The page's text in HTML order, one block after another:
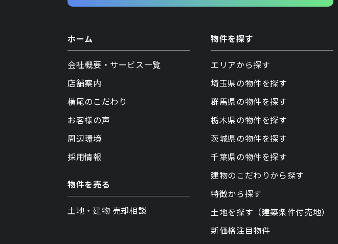
ホーム
会社概要・サービス一覧
店舗案内
横尾のこだわり
お客様の声
周辺環境
採用情報
物件を売る
土地・建物 売却相談
物件を探す
エリアから探す
埼玉県の物件を探す
群馬県の物件を探す
栃木県の物件を探す
茨城県の物件を探す
千葉県の物件を探す
建物のこだわりから探す
特徴から探す
土地を探す（建築条件付売地）
新価格注目物件